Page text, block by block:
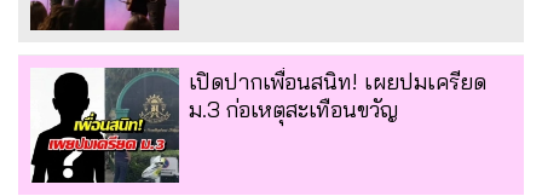
เปิดปากเพื่อนสนิท! เผยปมเครียด
ม.3 ก่อเหตุสะเทือนขวัญ